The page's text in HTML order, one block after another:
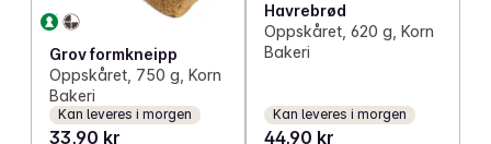
Grov formkneipp
Oppskåret, 750 g, Korn
Bakeri
Kan leveres i morgen
33,90 kr
Havrebrød
Oppskåret, 620 g, Korn
Bakeri
Kan leveres i morgen
44,90 kr